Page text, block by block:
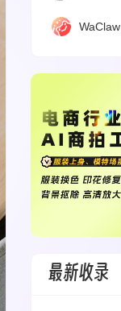
WaClaw
最新收录